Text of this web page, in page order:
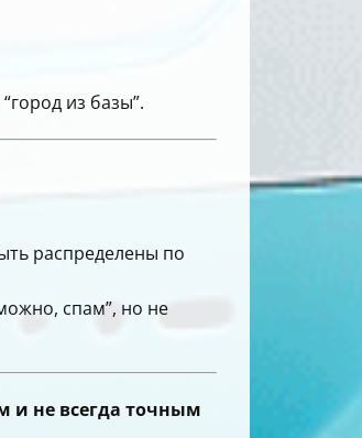
из базы”.
распределены по
спам”, но не
и не всегда точным